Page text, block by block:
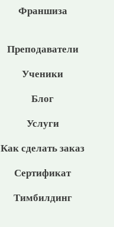
Франшиза
Преподаватели
Ученики
Блог
Услуги
Как сделать заказ
Сертификат
Тимбилдинг